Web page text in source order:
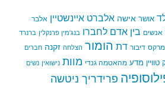
אושר אישה אלברט איינשטיין אלבר
אנשים בין אדם לחברו בנג'מין פרנקלין ברנרד
מרקס דיבור דת הומור הצלחה זקנה חברים
מדע מהאטמה גנדי מוות נישואין נשים
פרידריך ניטשה